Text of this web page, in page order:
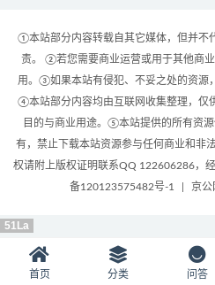
①本站部分内容转载自其它媒体，但并不
责。 ②若您需要商业运营或用于其他商
用。③如果本站有侵犯、不妥之处的资源
④本站部分内容均由互联网收集整理，仅
目的与商业用途。⑤本站提供的所有资
有，禁止下载本站资源参与任何商业和非
权请附上版权证明联系QQ 122606286，
备120123575482号-1
京公
首页 分类 问答
51La